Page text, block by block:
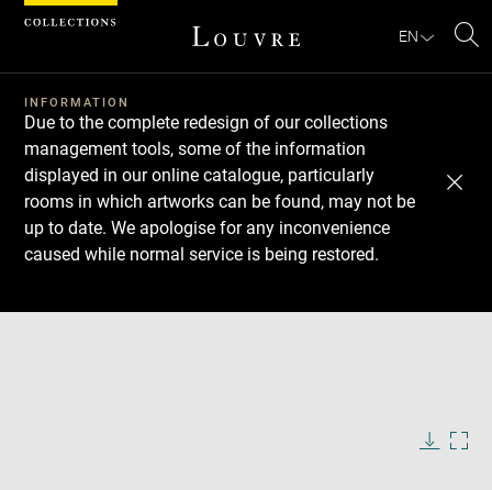
EN
INFORMATION
Due to the complete redesign of our collections
management tools, some of the information
displayed in our online catalogue, particularly
rooms in which artworks can be found, may not be
up to date. We apologise for any inconvenience
caused while normal service is being restored.
Download
Next
Previous
Cookies management panel